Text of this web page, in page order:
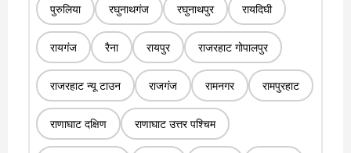
पुरुलिया रघुनाथगंज रघुनाथपुर रायदिघी
रायगंज रैना रायपुर राजरहाट गोपालपुर
राजरहाट न्यू टाउन राजगंज रामनगर रामपुरहाट
राणाघाट दक्षिण राणाघाट उत्तर पश्चिम